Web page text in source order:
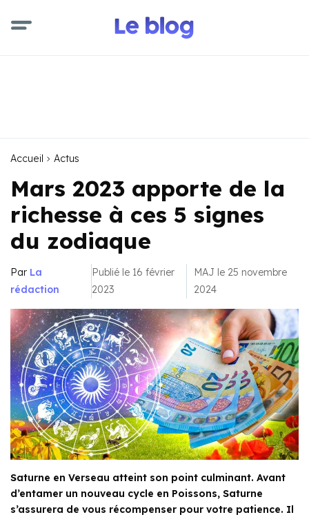
Accueil Actus
Mars 2023 apporte de la
richesse à ces 5 signes
du zodiaque
Par La
rédaction
Publié le 16 février
2023
MAJ le 25 novembre
2024
Saturne en Verseau atteint son point culminant. Avant
d’entamer un nouveau cycle en Poissons, Saturne
s’assurera de vous récompenser pour votre patience. Il